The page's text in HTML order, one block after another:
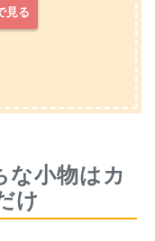
見る
な小物はカ
け